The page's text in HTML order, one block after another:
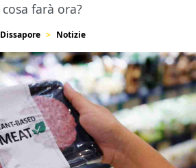
cosa farà ora?
Dissapore Notizie